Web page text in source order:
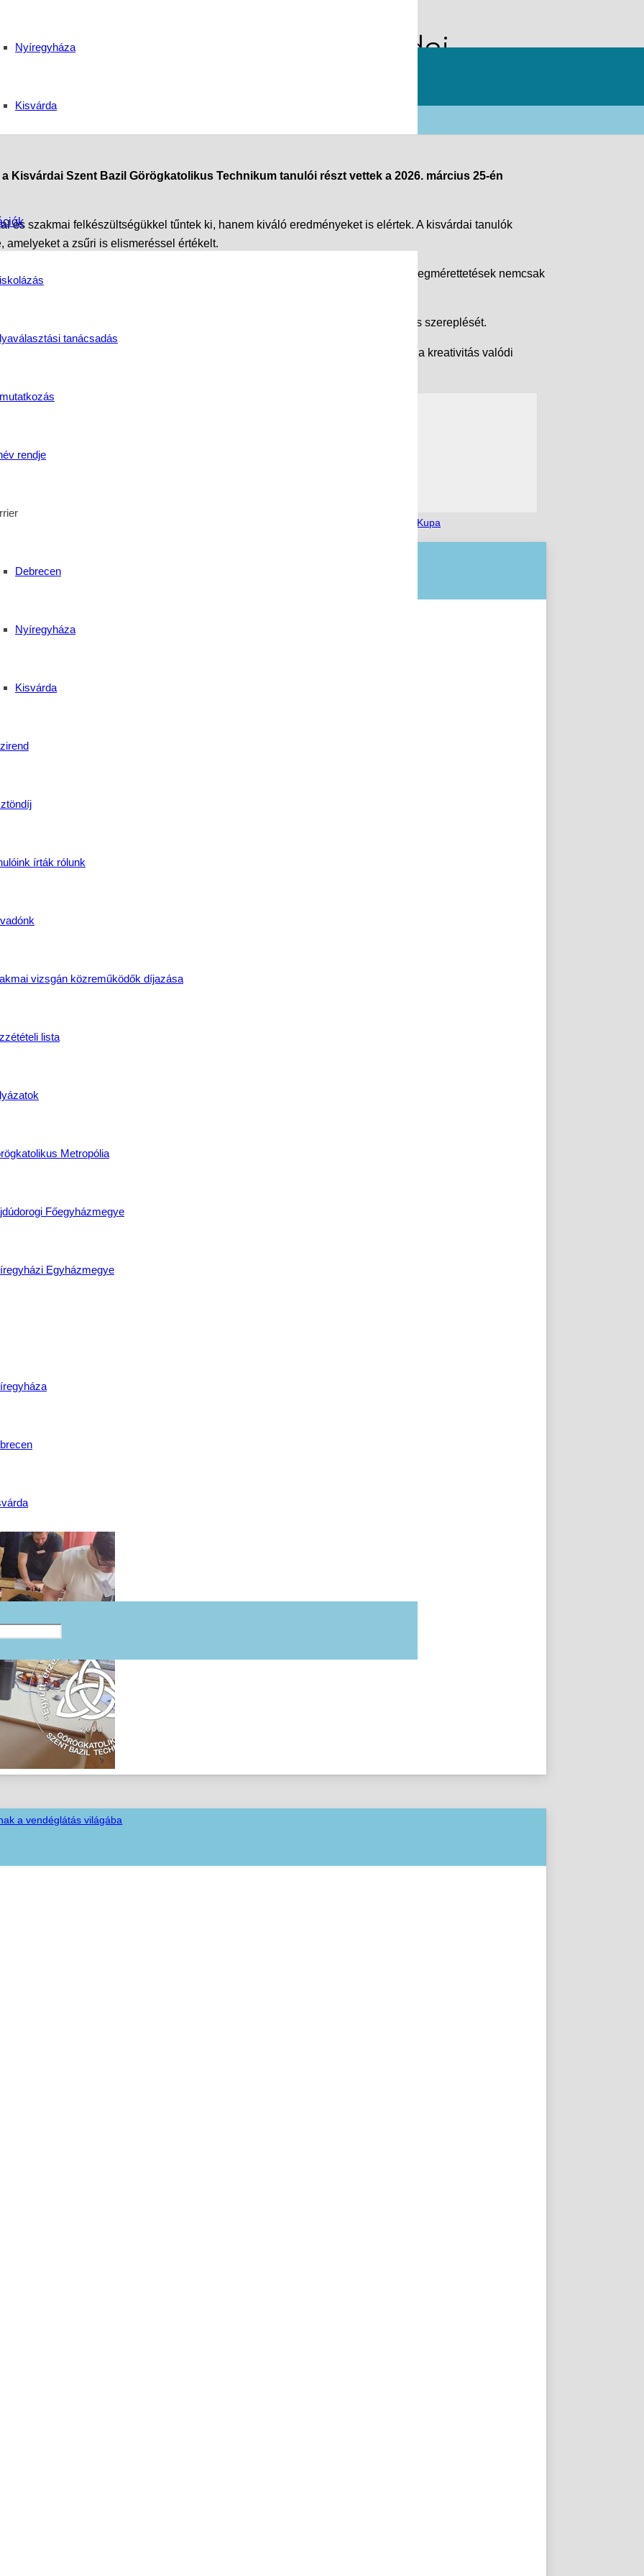
Nyíregyháza
Kisvárda
tanácsadás
rendje
Debrecen
Nyíregyháza
Kisvárda
írták rólunk
vizsgán közreműködők díjazása
lista
Metropólia
Főegyházmegye
Egyházmegye
a csúcson – kisvárdai
Kisvárdai Szent Bazil Görögkatolikus Technikum tanulói részt vettek a 2026. március 25-én
és szakmai felkészültségükkel tűntek ki, hanem kiváló eredményeket is elértek. A kisvárdai tanulók
amelyeket a zsűri is elismeréssel értékelt.
és elhivatottságukkal a szakma élvonalához tartoznak. Az ilyen szakmai megmérettetések nemcsak
gondolkodásról is szólnak.
iránymutatásukkal és áldozatos munkájukkal segítették a diákok sikeres szereplését.
Bazilos diákok ismét megmutatták, hogy a szorgalom, a szakmai alázat és a kreativitás valódi
WesselényiSzépészKupa
erősödik a térség
a vendéglátás világába